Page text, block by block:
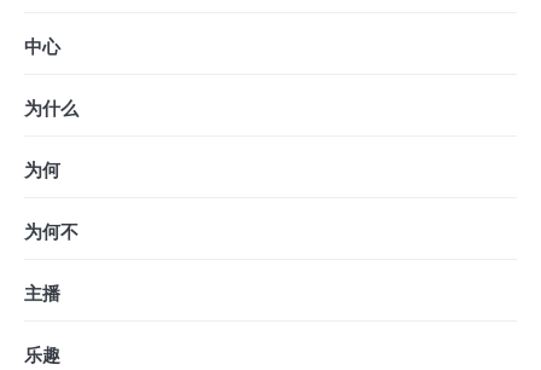
中心
为什么
为何
为何不
主播
乐趣